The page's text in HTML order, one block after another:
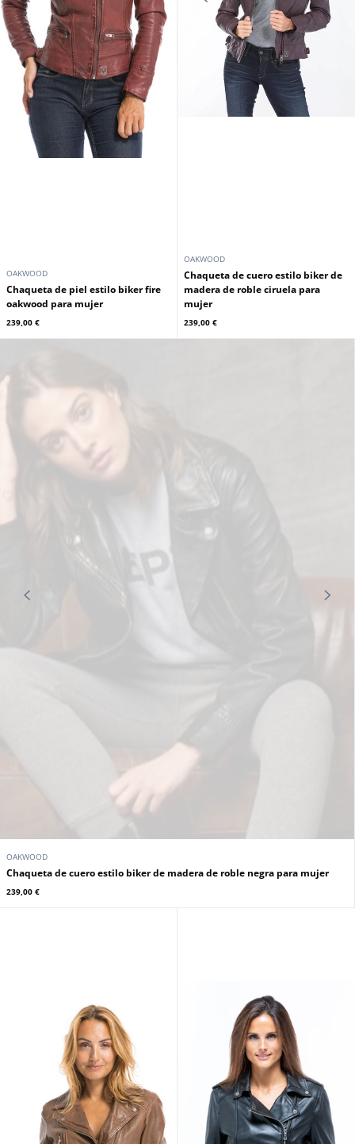
OAKWOOD
Chaqueta de piel estilo biker fire
oakwood para mujer
239,00 €
OAKWOOD
Chaqueta de cuero estilo biker de
madera de roble ciruela para
mujer
239,00 €
OAKWOOD
Chaqueta de cuero estilo biker de madera de roble negra para mujer
239,00 €